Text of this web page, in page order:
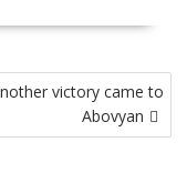
victory came to
Abovyan